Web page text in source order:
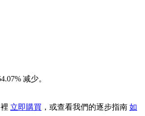
减少。
立即購買 ，或查看我們的逐步指南 如